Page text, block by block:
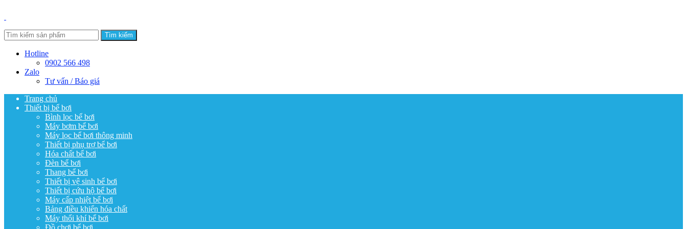
Tìm kiếm
Hotline
0902 566 498
Zalo
Tư vấn / Báo giá
Trang chủ
Thiết bị bể bơi
Bình lọc bể bơi
Máy bơm bể bơi
Máy lọc bể bơi thông minh
Thiết bị phụ trợ bể bơi
Hóa chất bể bơi
Đèn bể bơi
Thang bể bơi
Thiết bị vệ sinh bể bơi
Thiết bị cứu hộ bể bơi
Máy cấp nhiệt bể bơi
Bảng điều khiển hóa chất
Máy thổi khí bể bơi
Đồ chơi bể bơi